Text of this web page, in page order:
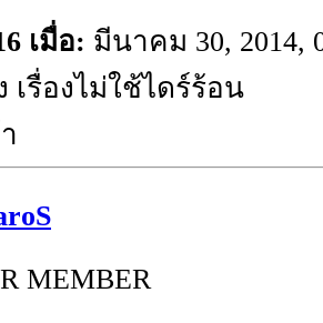
เมื่อ: มีนาคม 30, 2014,
เรื่องไม่ใช้ไดร์ร้อน
MEMBER